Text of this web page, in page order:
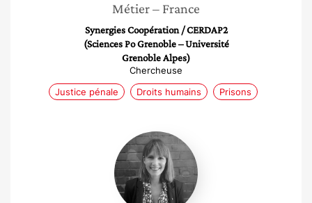
Métier– France
Synergies Coopération / CERDAP2
(Sciences Po Grenoble – Université
Grenoble Alpes)
Chercheuse
Justice pénale
Droits humains Prisons
Sophie
Sontag
Koenig